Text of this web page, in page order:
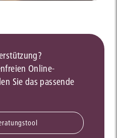
Online-
Sie das passende